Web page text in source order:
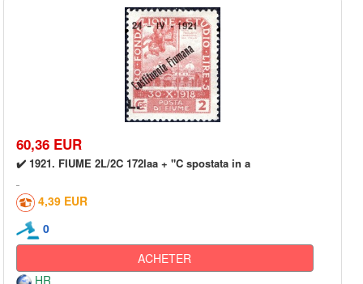
60,36 EUR
✔️ 1921. FIUME 2L/2C 172laa + "C spostata in a
4,39 EUR
0
ACHETER
HR